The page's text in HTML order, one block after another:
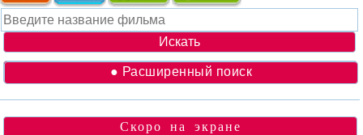
● Расширенный поиск
Скоро на экране